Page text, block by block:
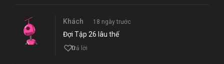
Khách 18 ngày trước
Đợi Tập 26 lâu thế
0
Trả lời